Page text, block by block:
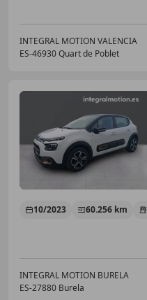
INTEGRAL MOTION VALENCIA
ES-46930 Quart de Poblet
10/2023 60.256 km
INTEGRAL MOTION BURELA
ES-27880 Burela